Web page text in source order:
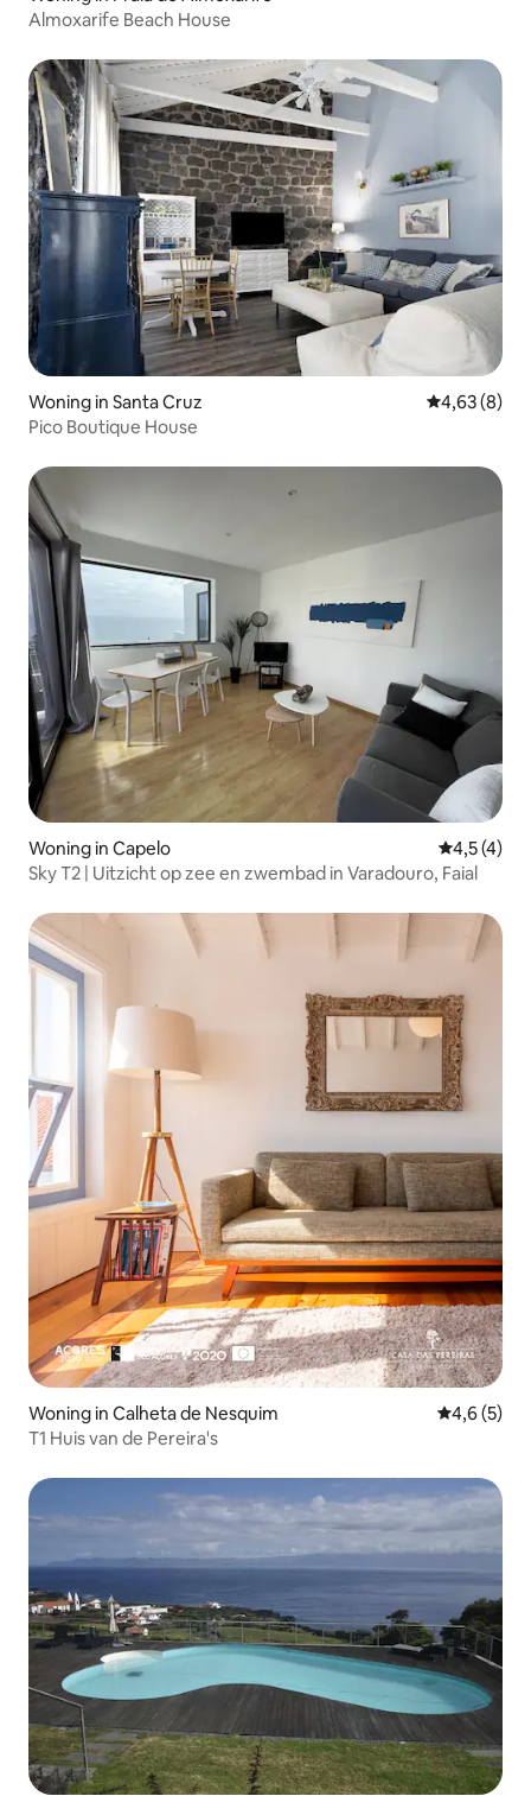
Almoxarife Beach House
Woning in Santa Cruz Gemiddelde
4,63 (8)
Pico Boutique House
Woning in Capelo
4,5 (4)
Sky T2 | Uitzicht op zee en zwembad in Varadouro, Faial
Woning in Calheta de Nesquim
4,6 (5)
T1 Huis van de Pereira's